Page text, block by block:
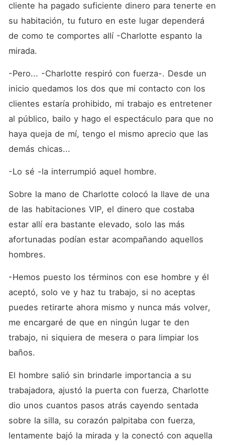
cliente ha pagado suficiente dinero para tenerte en
su habitación, tu futuro en este lugar dependerá
de como te comportes allí -Charlotte espanto la
mirada.
-Pero... -Charlotte respiró con fuerza-. Desde un
inicio quedamos los dos que mi contacto con los
clientes estaría prohibido, mi trabajo es entretener
al público, bailo y hago el espectáculo para que no
haya queja de mí, tengo el mismo aprecio que las
demás chicas...
-Lo sé -la interrumpió aquel hombre.
Sobre la mano de Charlotte colocó la llave de una
de las habitaciones VIP, el dinero que costaba
estar allí era bastante elevado, solo las más
afortunadas podían estar acompañando aquellos
hombres.
-Hemos puesto los términos con ese hombre y él
aceptó, solo ve y haz tu trabajo, si no aceptas
puedes retirarte ahora mismo y nunca más volver,
me encargaré de que en ningún lugar te den
trabajo, ni siquiera de mesera o para limpiar los
baños.
El hombre salió sin brindarle importancia a su
trabajadora, ajustó la puerta con fuerza, Charlotte
dio unos cuantos pasos atrás cayendo sentada
sobre la silla, su corazón palpitaba con fuerza,
lentamente bajó la mirada y la conectó con aquella